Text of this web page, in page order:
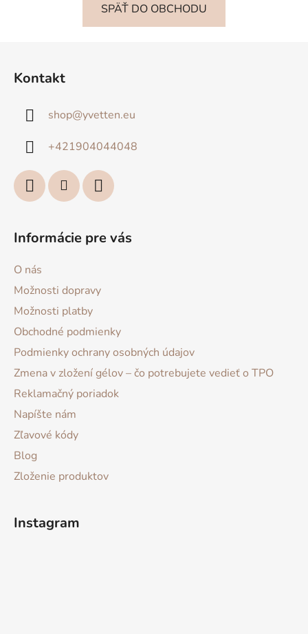
SPÄŤ DO OBCHODU
Kontakt
shop@yvetten.eu
+421904044048
Informácie pre vás
O nás
Možnosti dopravy
Možnosti platby
Obchodné podmienky
Podmienky ochrany osobných údajov
Zmena v zložení gélov – čo potrebujete vedieť o TPO
Reklamačný poriadok
Napíšte nám
Zľavové kódy
Blog
Zloženie produktov
Instagram